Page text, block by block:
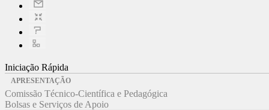
Iniciação Rápida
APRESENTAÇÃO
Comissão Técnico-Científica e Pedagógica
Bolsas e Serviços de Apoio